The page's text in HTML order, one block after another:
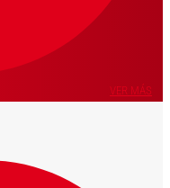
VER MÁS